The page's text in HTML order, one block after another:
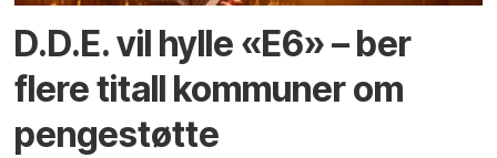
D.D.E. vil hylle «E6» – ber
flere titall kommuner om
pengestøtte